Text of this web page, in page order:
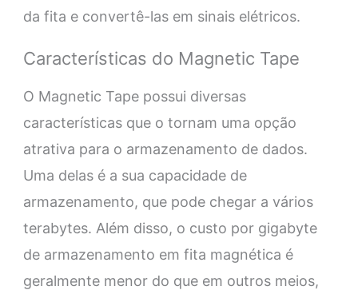
da fita e convertê-las em sinais elétricos.
Características do Magnetic Tape
O Magnetic Tape possui diversas
características que o tornam uma opção
atrativa para o armazenamento de dados.
Uma delas é a sua capacidade de
armazenamento, que pode chegar a vários
terabytes. Além disso, o custo por gigabyte
de armazenamento em fita magnética é
geralmente menor do que em outros meios,